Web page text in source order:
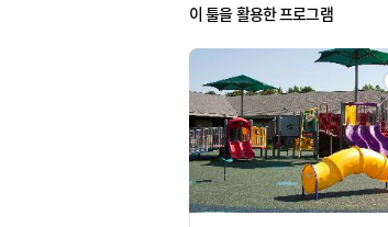
이 툴을 활용한 프로그램